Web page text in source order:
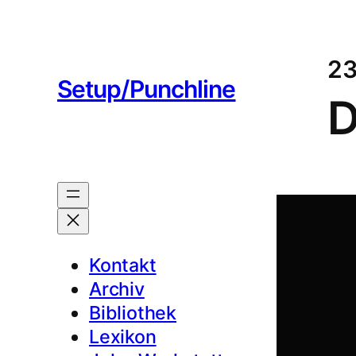
Setup/Punchline
Kontakt
Archiv
Bibliothek
Lexikon